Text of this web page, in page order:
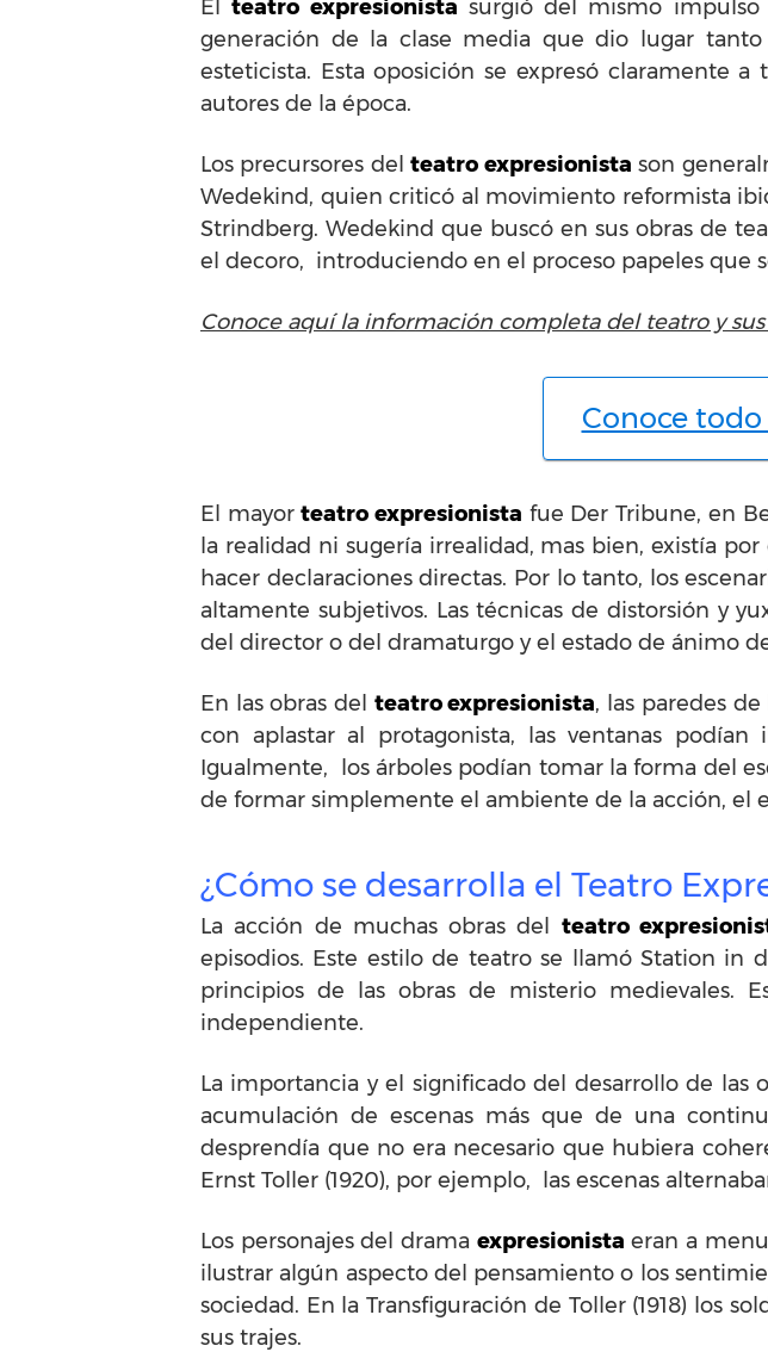
Elteatro expresionista surgió del mismo
generación de la clase media que dio lugar
esteticista. Esta oposición se expresó claramente
autores de la época.
Los precursores delteatro expresionista son
Wedekind, quien criticó al movimiento reformista
Strindberg. Wedekind que buscó en sus obras de
el decoro, introduciendo en el proceso papeles que
Conoce aquí la información completa del teatro y sus
Conoce
El mayorteatro expresionista fue Der Tribune, en
la realidad ni sugería irrealidad, mas bien, existía
hacer declaraciones directas. Por lo tanto, los
altamente subjetivos. Las técnicas de distorsión y
del director o del dramaturgo y el estado de ánimo
En las obras del teatro expresionista, las paredes
con aplastar al protagonista, las ventanas
Igualmente, los árboles podían tomar la forma del
de formar simplemente el ambiente de la acción, el
¿Cómo se desarrolla el Teatro
La acción de muchas obras del teatro
episodios. Este estilo de teatro se llamó Station in
principios de las obras de misterio medievales.
independiente.
La importancia y el significado del desarrollo de las
acumulación de escenas más que de una
desprendía que no era necesario que hubiera
Ernst Toller (1920), por ejemplo, las escenas
Los personajes del drama expresionista eran a
ilustrar algún aspecto del pensamiento o los
sociedad. En la Transfiguración de Toller (1918) los
sus trajes.